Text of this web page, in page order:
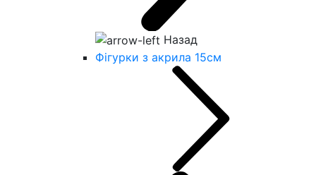
Назад
Фігурки з акрила 15см